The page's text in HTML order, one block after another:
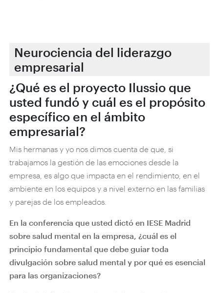
Neurociencia del liderazgo
empresarial
¿Qué es el proyecto Ilussio que
usted fundó y cuál es el propósito
específico en el ámbito
empresarial?
Mis hermanas y yo nos dimos cuenta de que, si
trabajamos la gestión de las emociones desde la
empresa, es algo que impacta en el rendimiento, en el
ambiente en los equipos y a nivel externo en las familias
y parejas de los empleados.
En la conferencia que usted dictó en IESE Madrid
sobre salud mental en la empresa, ¿cuál es el
principio fundamental que debe guiar toda
divulgación sobre salud mental y por qué es esencial
para las organizaciones?